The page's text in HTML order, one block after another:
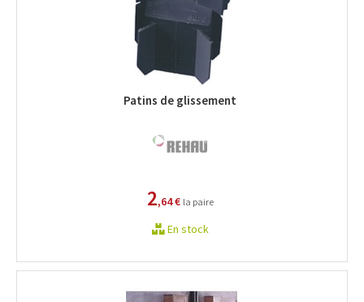
Patins de glissement
2,64 € la paire
En stock